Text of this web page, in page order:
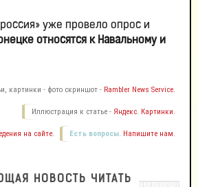
уже провело опрос и
относятся к Навальному и
картинки - фото скриншот - Rambler News Service.
Иллюстрация к статье - Яндекс. Картинки.
Есть вопросы. Напишите нам.
на сайте.
НОВОСТЬ ЧИТАТЬ